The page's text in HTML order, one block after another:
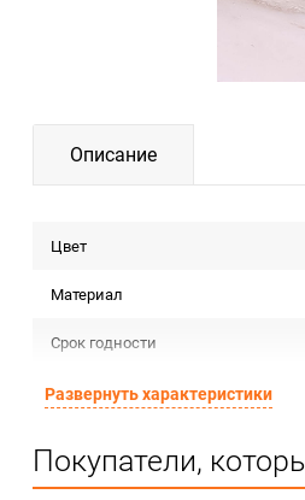
Описание
Цвет
Материал
Срок годности
Страна изготовителя
Сертификация
Развернуть характеристики
Покупатели,